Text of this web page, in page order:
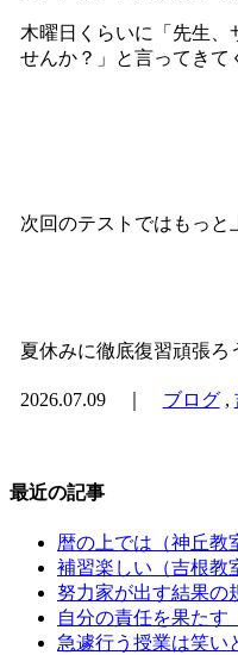
木曜日くらいに「先生、
せんか？」と言ってきて
次回のテストではもっと
夏休みに徹底復習頑張ろ
2026.07.09 ｜ ブログ,
最近の記事
暦の上では（神丘教
補習楽しい（吉根教
努力家が出す結果の
自分の責任を果たす
急遽行う授業は笑い